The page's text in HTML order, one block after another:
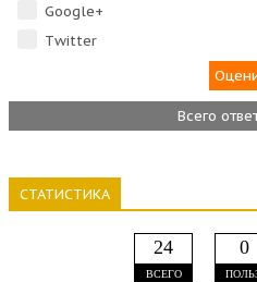
Google+
Тwitter
Всего
СТАТИСТИКА
24
ВСЕГО
0